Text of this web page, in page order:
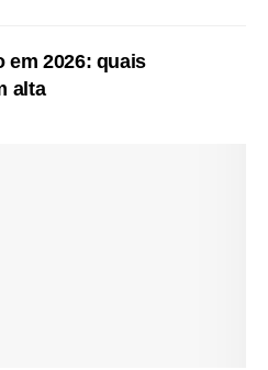
em 2026: quais
alta